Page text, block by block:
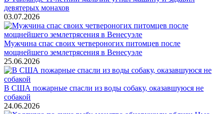
девятерых монахов
03.07.2026
Мужчина спас своих четвероногих питомцев после
мощнейшего землетрясения в Венесуэле
25.06.2026
В США пожарные спасли из воды собаку, оказавшуюся не
собакой
24.06.2026